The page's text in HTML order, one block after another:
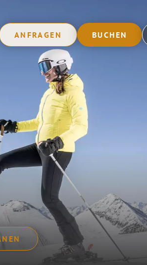
ANFRAGEN BUCHEN